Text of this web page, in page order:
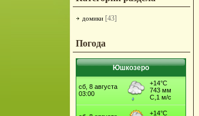
домики [43]
Погода
Юшкозеро